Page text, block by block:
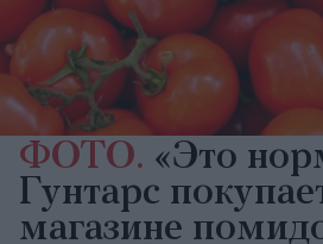
ФОТО. «Это
Гунтарс
магазине